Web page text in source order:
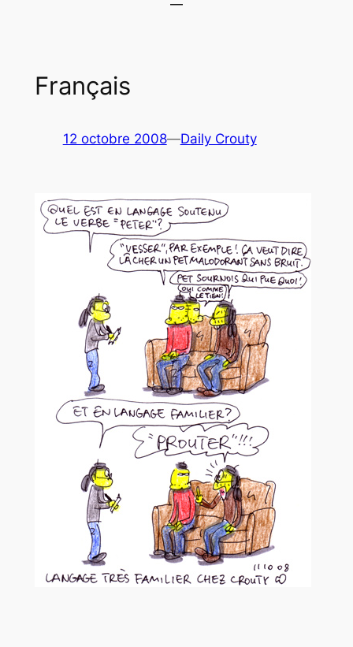
Français
12 octobre 2008—Daily Crouty